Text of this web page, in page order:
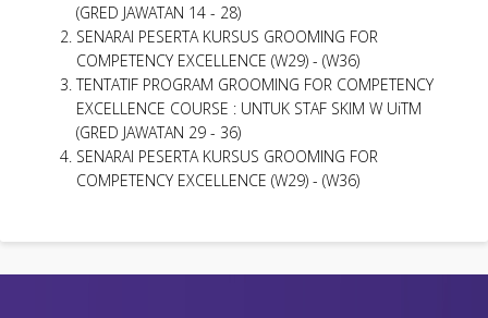
(GRED JAWATAN 14 - 28)
SENARAI PESERTA KURSUS GROOMING FOR
COMPETENCY EXCELLENCE (W29) - (W36)
TENTATIF PROGRAM GROOMING FOR COMPETENCY
EXCELLENCE COURSE : UNTUK STAF SKIM W UiTM
(GRED JAWATAN 29 - 36)
SENARAI PESERTA KURSUS GROOMING FOR
COMPETENCY EXCELLENCE (W29) - (W36)